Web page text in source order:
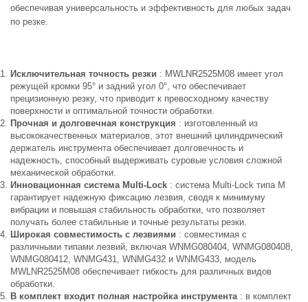
обеспечивая универсальность и эффективность для любых задач
по резке.
Исключительная точность резки : MWLNR2525M08 имеет угол
режущей кромки 95° и задний угол 0°, что обеспечивает
прецизионную резку, что приводит к превосходному качеству
поверхности и оптимальной точности обработки.
Прочная и долговечная конструкция : изготовленный из
высококачественных материалов, этот внешний цилиндрический
держатель инструмента обеспечивает долговечность и
надежность, способный выдерживать суровые условия сложной
механической обработки.
Инновационная система Multi-Lock : система Multi-Lock типа M
гарантирует надежную фиксацию лезвия, сводя к минимуму
вибрации и повышая стабильность обработки, что позволяет
получать более стабильные и точные результаты резки.
Широкая совместимость с лезвиями : совместимая с
различными типами лезвий, включая WNMG080404, WNMG080408,
WNMG080412, WNMG431, WNMG432 и WNMG433, модель
MWLNR2525M08 обеспечивает гибкость для различных видов
обработки.
В комплект входит полная настройка инструмента : в комплект